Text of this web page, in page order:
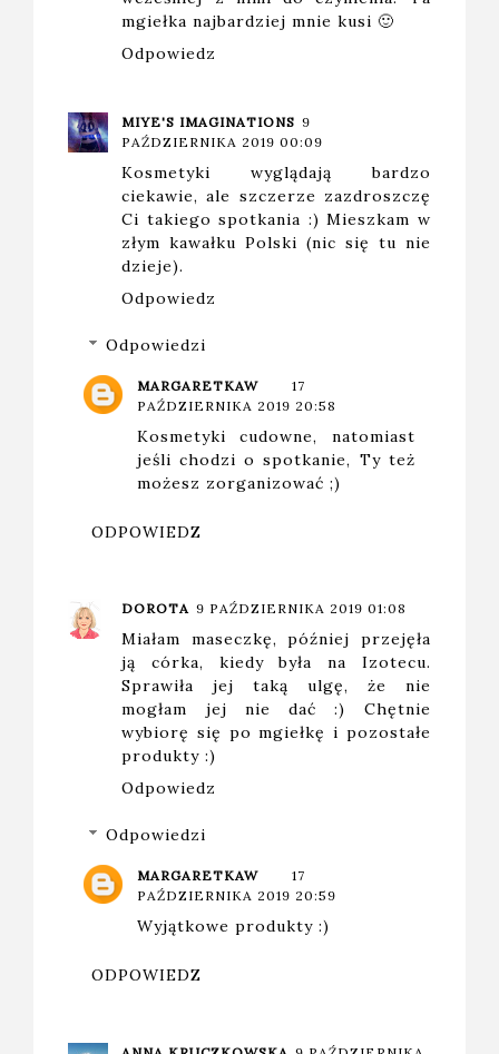
mgiełka najbardziej mnie kusi 🙂
Odpowiedz
MIYE'S IMAGINATIONS 9
PAŹDZIERNIKA 2019 00:09
Kosmetyki wyglądają bardzo
ciekawie, ale szczerze zazdroszczę
Ci takiego spotkania :) Mieszkam w
złym kawałku Polski (nic się tu nie
dzieje).
Odpowiedz
Odpowiedzi
MARGARETKAW
17
PAŹDZIERNIKA 2019 20:58
Kosmetyki cudowne, natomiast
jeśli chodzi o spotkanie, Ty też
możesz zorganizować ;)
ODPOWIEDZ
DOROTA 9 PAŹDZIERNIKA 2019 01:08
Miałam maseczkę, później przejęła
ją córka, kiedy była na Izotecu.
Sprawiła jej taką ulgę, że nie
mogłam jej nie dać :) Chętnie
wybiorę się po mgiełkę i pozostałe
produkty :)
Odpowiedz
Odpowiedzi
MARGARETKAW
17
PAŹDZIERNIKA 2019 20:59
Wyjątkowe produkty :)
ODPOWIEDZ